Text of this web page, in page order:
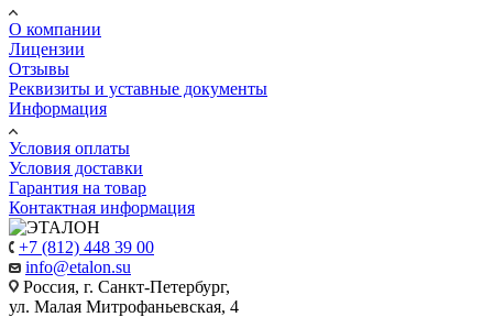
О компании
Лицензии
Отзывы
Реквизиты и уставные документы
Информация
Условия оплаты
Условия доставки
Гарантия на товар
Контактная информация
+7 (812) 448 39 00
info@etalon.su
Россия, г. Санкт-Петербург,
ул. Малая Митрофаньевская, 4